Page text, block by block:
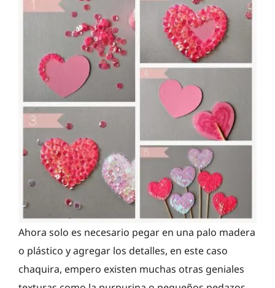
Ahora solo es necesario pegar en una palo madera
o plástico y agregar los detalles, en este caso
chaquira, empero existen muchas otras geniales